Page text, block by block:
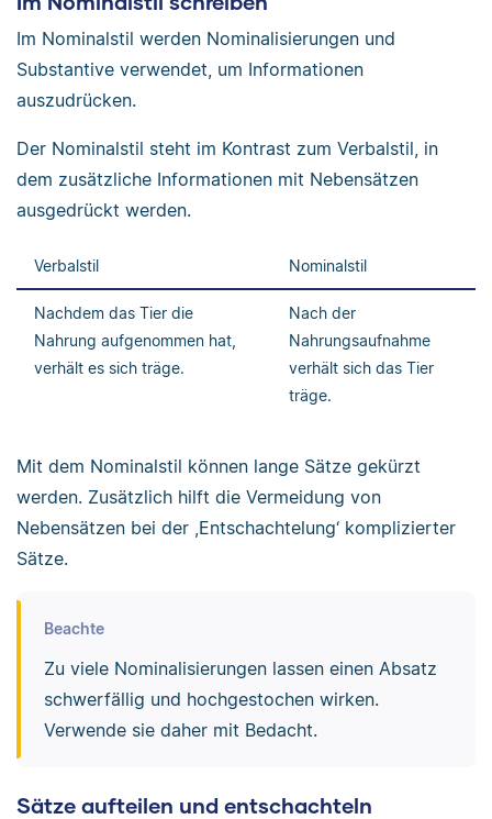
Im Nominalstil werden Nominalisierungen und
Substantive verwendet, um Informationen
auszudrücken.
Der Nominalstil steht im Kontrast zum Verbalstil, in
dem zusätzliche Informationen mit Nebensätzen
ausgedrückt werden.
Verbalstil Nominalstil
Nachdem das Tier die
Nahrung aufgenommen hat,
verhält es sich träge.
Nach der
Nahrungsaufnahme
verhält sich das Tier
träge.
Mit dem Nominalstil können lange Sätze gekürzt
werden. Zusätzlich hilft die Vermeidung von
Nebensätzen bei der ,Entschachtelung‘ komplizierter
Sätze.
Beachte
Zu viele Nominalisierungen lassen einen Absatz
schwerfällig und hochgestochen wirken.
Verwende sie daher mit Bedacht.
Sätze aufteilen und entschachteln